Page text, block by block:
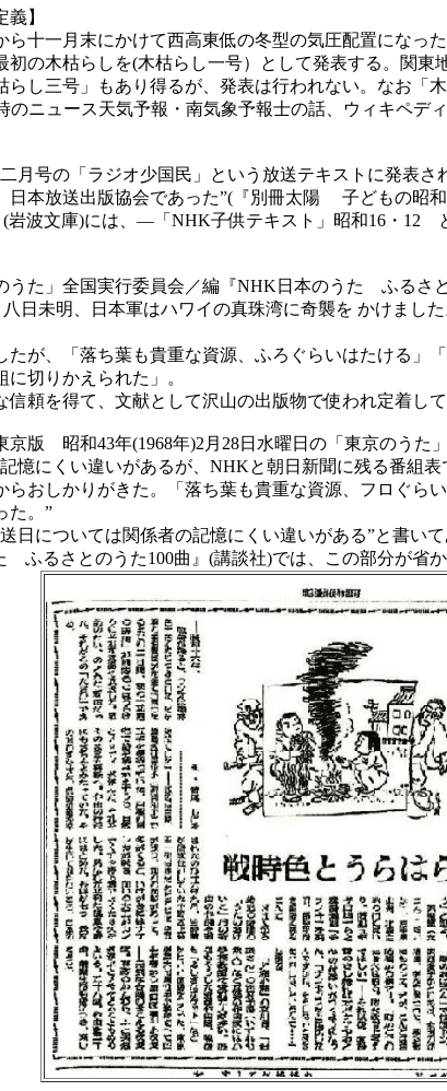
】
十一月末にかけて西高東低の冬型の気圧配置になっ
初の木枯らしを(木枯らし一号）として発表する。関
らし三号」もあり得るが、発表は行われない。なお「
のニュース天気予報・南気象予報士の話、ウィキペディ
月号の「ラジオ少国民」という放送テキストに発表
日本放送出版協会であった”(『別冊太陽 子どもの昭
波文庫)には、―「NHK子供テキスト」昭和16・12
た」全国実行委員会／編『NHK日本のうた ふるさと
日未明、日本軍はハワイの真珠湾に奇襲を かけまし
が、「落ち葉も貴重な資源、ふろぐらいはたける」
切りかえられた」。
頼を得て、文献として沢山の出版物で使われ定着して
版 昭和43年(1968年)2月28日水曜日の「東京のうた
憶にくい違いがあるが、NHKと朝日新聞に残る番組
らおしかりがきた。「落ち葉も貴重な資源、フロぐ
た。”
日については関係者の記憶にくい違いがある”と書いて
るさとのうた100曲』(講談社)では、この部分が省か